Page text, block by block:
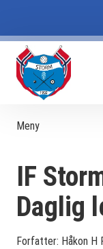
Meny
IF
Daglig
Forfatter: Håkon H